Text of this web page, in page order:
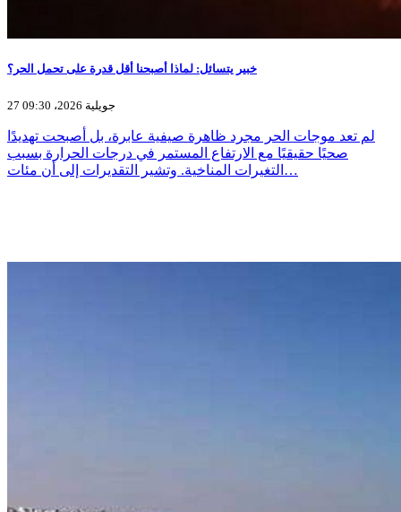
خبير يتسائل: لماذا أصبحنا أقل قدرة على تحمل الحر؟
27 جويلية 2026، 09:30
لم تعد موجات الحر مجرد ظاهرة صيفية عابرة، بل أصبحت تهديدًا
صحيًا حقيقيًا مع الارتفاع المستمر في درجات الحرارة بسبب
التغيرات المناخية. وتشير التقديرات إلى أن مئات…